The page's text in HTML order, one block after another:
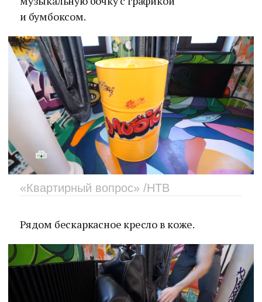
и бумбоксом.
«Квартирный вопрос» /НТВ
Рядом бескаркасное кресло в коже.